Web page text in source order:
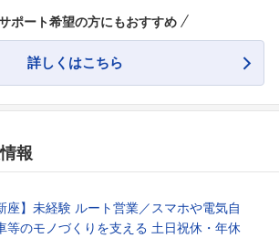
ポート希望の方にもおすすめ
詳しくはこちら
報
座】未経験 ルート営業／スマホや電気自
等のモノづくりを支える 土日祝休・年休